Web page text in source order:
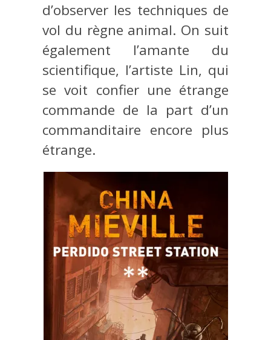
d’observer les techniques de
vol du règne animal. On suit
également l’amante du
scientifique, l’artiste Lin, qui
se voit confier une étrange
commande de la part d’un
commanditaire encore plus
étrange.